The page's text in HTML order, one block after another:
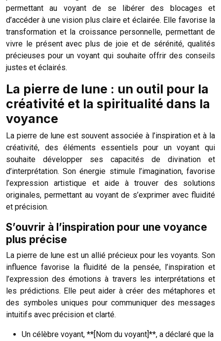
permettant au voyant de se libérer des blocages et
d’accéder à une vision plus claire et éclairée. Elle favorise la
transformation et la croissance personnelle, permettant de
vivre le présent avec plus de joie et de sérénité, qualités
précieuses pour un voyant qui souhaite offrir des conseils
justes et éclairés.
La pierre de lune : un outil pour la
créativité et la spiritualité dans la
voyance
La pierre de lune est souvent associée à l’inspiration et à la
créativité, des éléments essentiels pour un voyant qui
souhaite développer ses capacités de divination et
d’interprétation. Son énergie stimule l’imagination, favorise
l’expression artistique et aide à trouver des solutions
originales, permettant au voyant de s’exprimer avec fluidité
et précision.
S’ouvrir à l’inspiration pour une voyance
plus précise
La pierre de lune est un allié précieux pour les voyants. Son
influence favorise la fluidité de la pensée, l’inspiration et
l’expression des émotions à travers les interprétations et
les prédictions. Elle peut aider à créer des métaphores et
des symboles uniques pour communiquer des messages
intuitifs avec précision et clarté.
Un célèbre voyant, **[Nom du voyant]**, a déclaré que la